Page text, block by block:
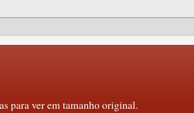
para ver em tamanho original.